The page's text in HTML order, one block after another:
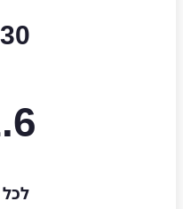
30 ימים
לכל